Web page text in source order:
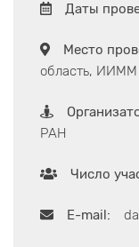
Даты
Место
область,
РАН
Число
E-mail: